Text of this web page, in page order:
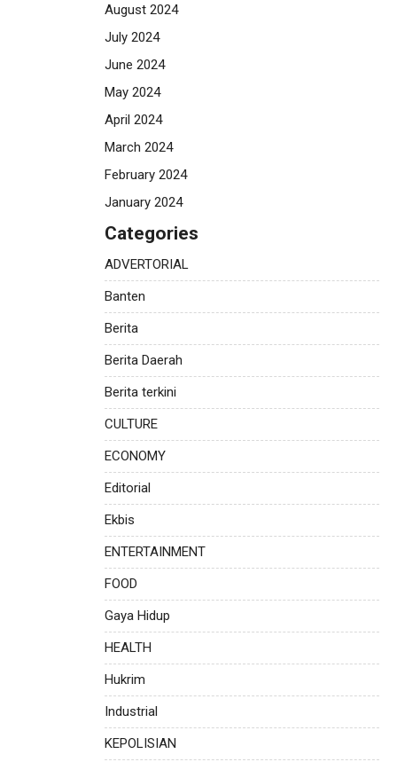
August 2024
July 2024
June 2024
May 2024
April 2024
March 2024
February 2024
January 2024
Categories
ADVERTORIAL
Banten
Berita
Berita Daerah
Berita terkini
CULTURE
ECONOMY
Editorial
Ekbis
ENTERTAINMENT
FOOD
Gaya Hidup
HEALTH
Hukrim
Industrial
KEPOLISIAN